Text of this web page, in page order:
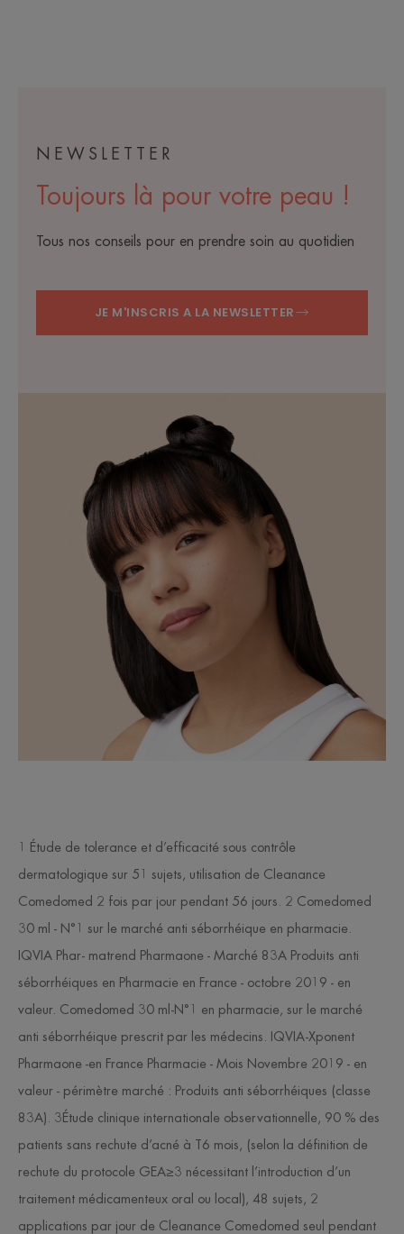
NEWSLETTER
Toujours là pour votre peau !
Tous nos conseils pour en prendre soin au quotidien
JE M'INSCRIS A LA NEWSLETTER
1 Étude de tolerance et d’efficacité sous contrôle
dermatologique sur 51 sujets, utilisation de Cleanance
Comedomed 2 fois par jour pendant 56 jours. 2 Comedomed
30 ml - N°1 sur le marché anti séborrhéique en pharmacie.
IQVIA Phar- matrend Pharmaone - Marché 83A Produits anti
séborrhéiques en Pharmacie en France - octobre 2019 - en
valeur. Comedomed 30 ml-N°1 en pharmacie, sur le marché
anti séborrhéique prescrit par les médecins. IQVIA-Xponent
Pharmaone -en France Pharmacie - Mois Novembre 2019 - en
valeur - périmètre marché : Produits anti séborrhéiques (classe
83A). 3Étude clinique internationale observationnelle, 90 % des
patients sans rechute d’acné à T6 mois, (selon la définition de
rechute du protocole GEA≥3 nécessitant l’introduction d’un
traitement médicamenteux oral ou local), 48 sujets, 2
applications par jour de Cleanance Comedomed seul pendant